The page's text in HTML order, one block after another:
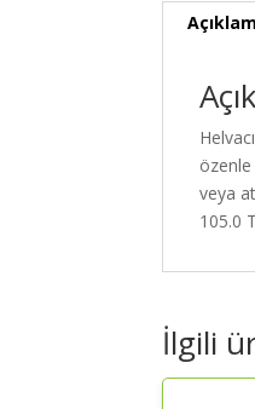
veya
105.0
İlgili